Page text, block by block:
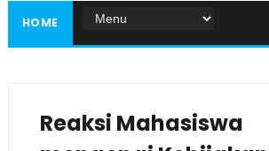
HOME
Reaksi Mahasiswa